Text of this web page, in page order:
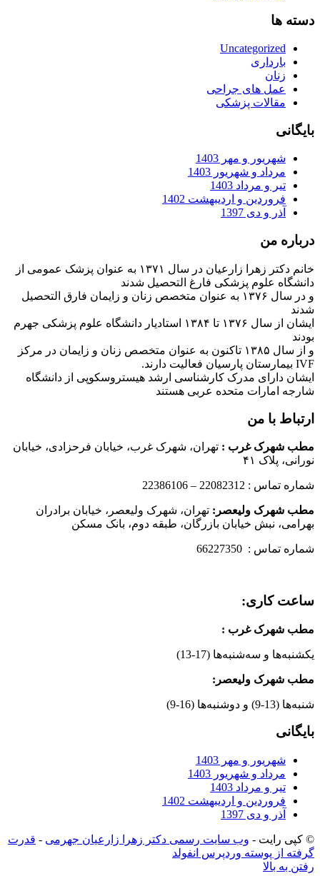
دسته ها
Uncategorized
بارداری
زنان
عمل های جراحی
مقالات پزشکی
بایگانی
شهریور و مهر 1403
مرداد و شهریور 1403
تیر و مرداد 1403
فروردین و اردیبهشت 1402
آذر و دی 1397
درباره من
خانم دکتر زهرا زارعیان در سال ۱۳۷۱ به عنوان پزشک عمومی از
دانشگاه علوم پزشکی فارغ التحصیل شدند
و در سال ۱۳۷۶ به عنوان متخصص زنان و زایمان فارق التحصیل
شدند
ایشان از سال ۱۳۷۶ تا ۱۳۸۴ استادیار دانشگاه علوم پزشکی جهرم
بودند
و از سال ۱۳۸۵ تاکنون به عنوان متخصص زنان و زایمان در مرکز
IVF بیمارستان پارسیان فعالیت دارند.
ایشان دارای مدرک کارشناسی ارشد هیستروسکوپی از دانشگاه
شارجه امارات متحده عربی هستند
ارتباط با من
مطب شهرک غرب : تهران، شهرک غرب، خیابان فرحزادی، خیابان
نورانی، پلاک ۴۱
شماره تماس : 22082312 – 22386106
مطب شهرک ولیعصر: تهران، شهرک ولیعصر، خیابان برادران
بهرامی، نبش خیابان بازرگان، طبقه دوم، بانک مسکن
شماره تماس : 66227350
ساعت کاری:
مطب شهرک غرب :
یکشنبه‌ها و سه‌شنبه‌ها (17-13)
مطب شهرک ولیعصر:
شنبه‌ها (13-9) و دوشنبه‌ها (16-9)
بایگانی
شهریور و مهر 1403
مرداد و شهریور 1403
تیر و مرداد 1403
فروردین و اردیبهشت 1402
آذر و دی 1397
© کپی رایت - وب سایت رسمی دکتر زهرا زارعیان جهرمی - قدرت
گرفته از پوسته وردپرس انفولد
رفتن به بالا